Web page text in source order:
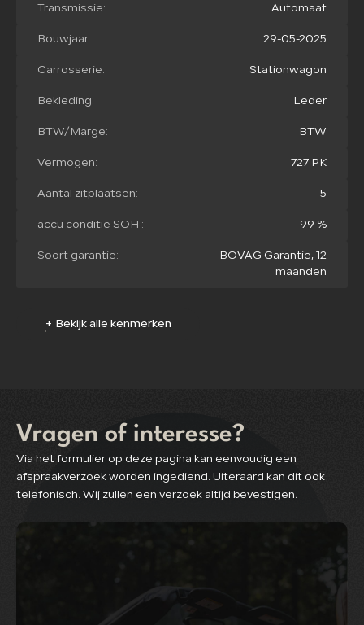
Transmissie: Automaat
Bouwjaar: 29-05-2025
Carrosserie: Stationwagon
Bekleding: Leder
BTW/Marge: BTW
Vermogen: 727 PK
Aantal zitplaatsen: 5
accu conditie SOH : 99 %
Soort garantie:
BOVAG Garantie, 12
maanden
+ Bekijk alle kenmerken
Vragen of interesse?
Via het formulier op deze pagina kan eenvoudig een
afspraakverzoek worden ingediend. Uiteraard kan dit ook
telefonisch. Wij zullen een verzoek altijd bevestigen.